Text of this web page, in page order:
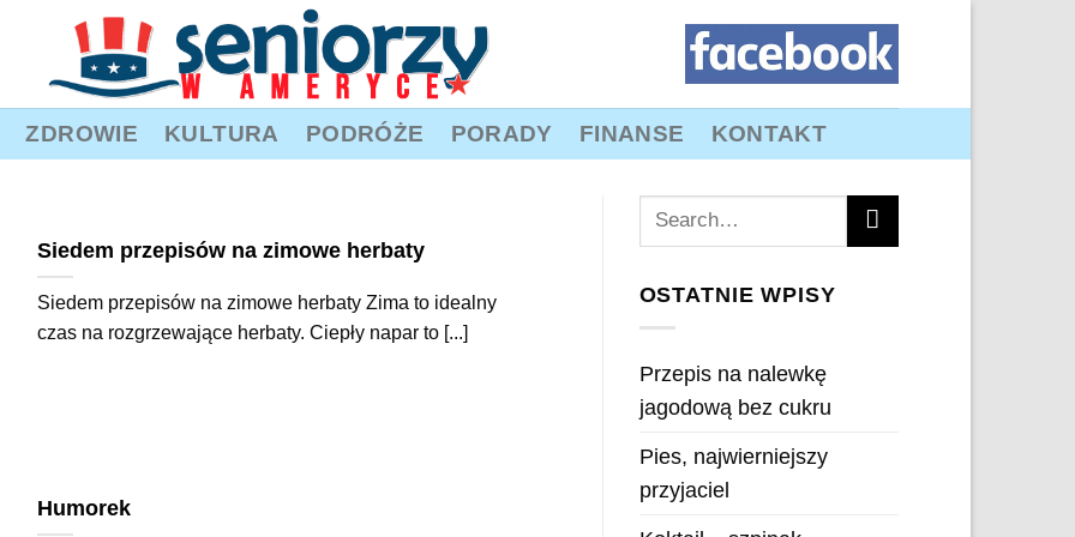
ZDROWIE KULTURA PODRÓŻE PORADY FINANSE KONTAKT
Siedem przepisów na zimowe herbaty
Siedem przepisów na zimowe herbaty Zima to idealny
czas na rozgrzewające herbaty. Ciepły napar to [...]
Humorek
OSTATNIE WPISY
Przepis na nalewkę
jagodową bez cukru
Pies, najwierniejszy
przyjaciel